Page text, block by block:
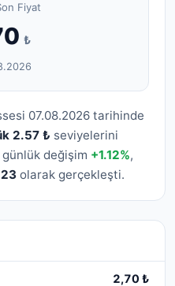
Fiyat
₺
07.08.2026 tarihinde
2.57 ₺ seviyelerini
günlük değişim +1.12%,
olarak gerçekleşti.
2,70 ₺